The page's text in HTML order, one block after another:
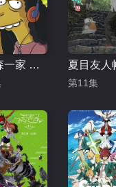
辛普森一家 第十五季
第11集